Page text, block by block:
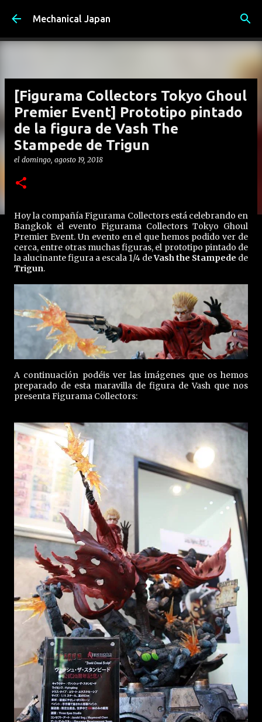
Ir al contenido principal
Mechanical Japan
[Figurama Collectors Tokyo Ghoul
Premier Event] Prototipo pintado
de la figura de Vash The
Stampede de Trigun
el domingo, agosto 19, 2018
Hoy la compañía Figurama Collectors está celebrando en
Bangkok el evento Figurama Collectors Tokyo Ghoul
Premier Event. Un evento en el que hemos podido ver de
cerca, entre otras muchas figuras, el prototipo pintado de
la alucinante figura a escala 1/4 deVash the Stampede de
Trigun.
A continuación podéis ver las imágenes que os hemos
preparado de esta maravilla de figura de Vash que nos
presenta Figurama Collectors: